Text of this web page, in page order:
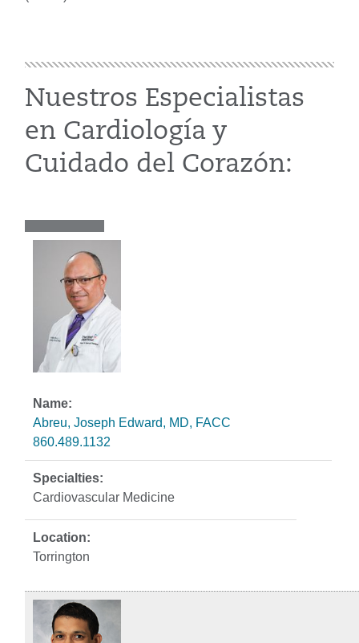
Nuestros Especialistas
en Cardiología y
Cuidado del Corazón:
Abreu, Joseph Edward, MD, FACC
860.489.1132
Cardiovascular Medicine
Torrington